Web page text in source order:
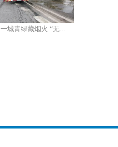
一城青绿藏烟火 “无...